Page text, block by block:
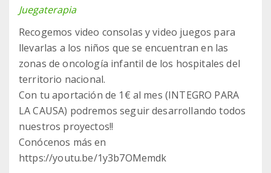
Juegaterapia
Recogemos video consolas y video juegos para
llevarlas a los niños que se encuentran en las
zonas de oncología infantil de los hospitales del
territorio nacional.
Con tu aportación de 1€ al mes (INTEGRO PARA
LA CAUSA) podremos seguir desarrollando todos
nuestros proyectos!!
Conócenos más en